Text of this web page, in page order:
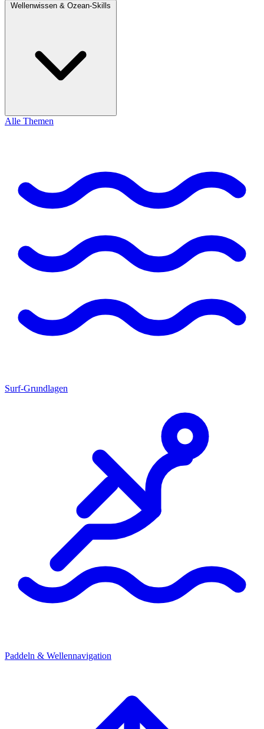
Wellenwissen & Ozean-Skills
Alle Themen
Surf-Grundlagen
Paddeln & Wellennavigation